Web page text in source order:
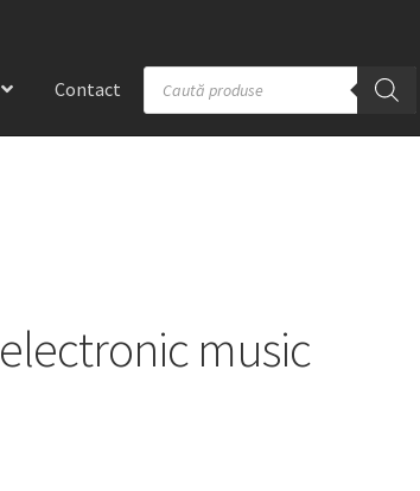
Contact
electronic music